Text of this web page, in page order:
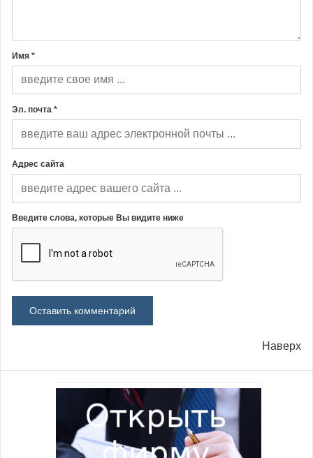
Имя *
Эл. почта *
Адрес сайта
Введите слова, которые Вы видите ниже
Наверх